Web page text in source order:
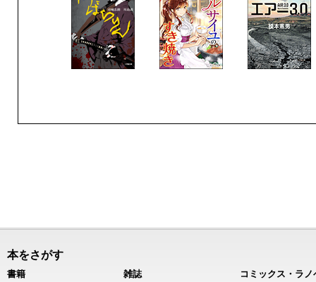
本をさがす
書籍
雑誌
コミックス・ラノ